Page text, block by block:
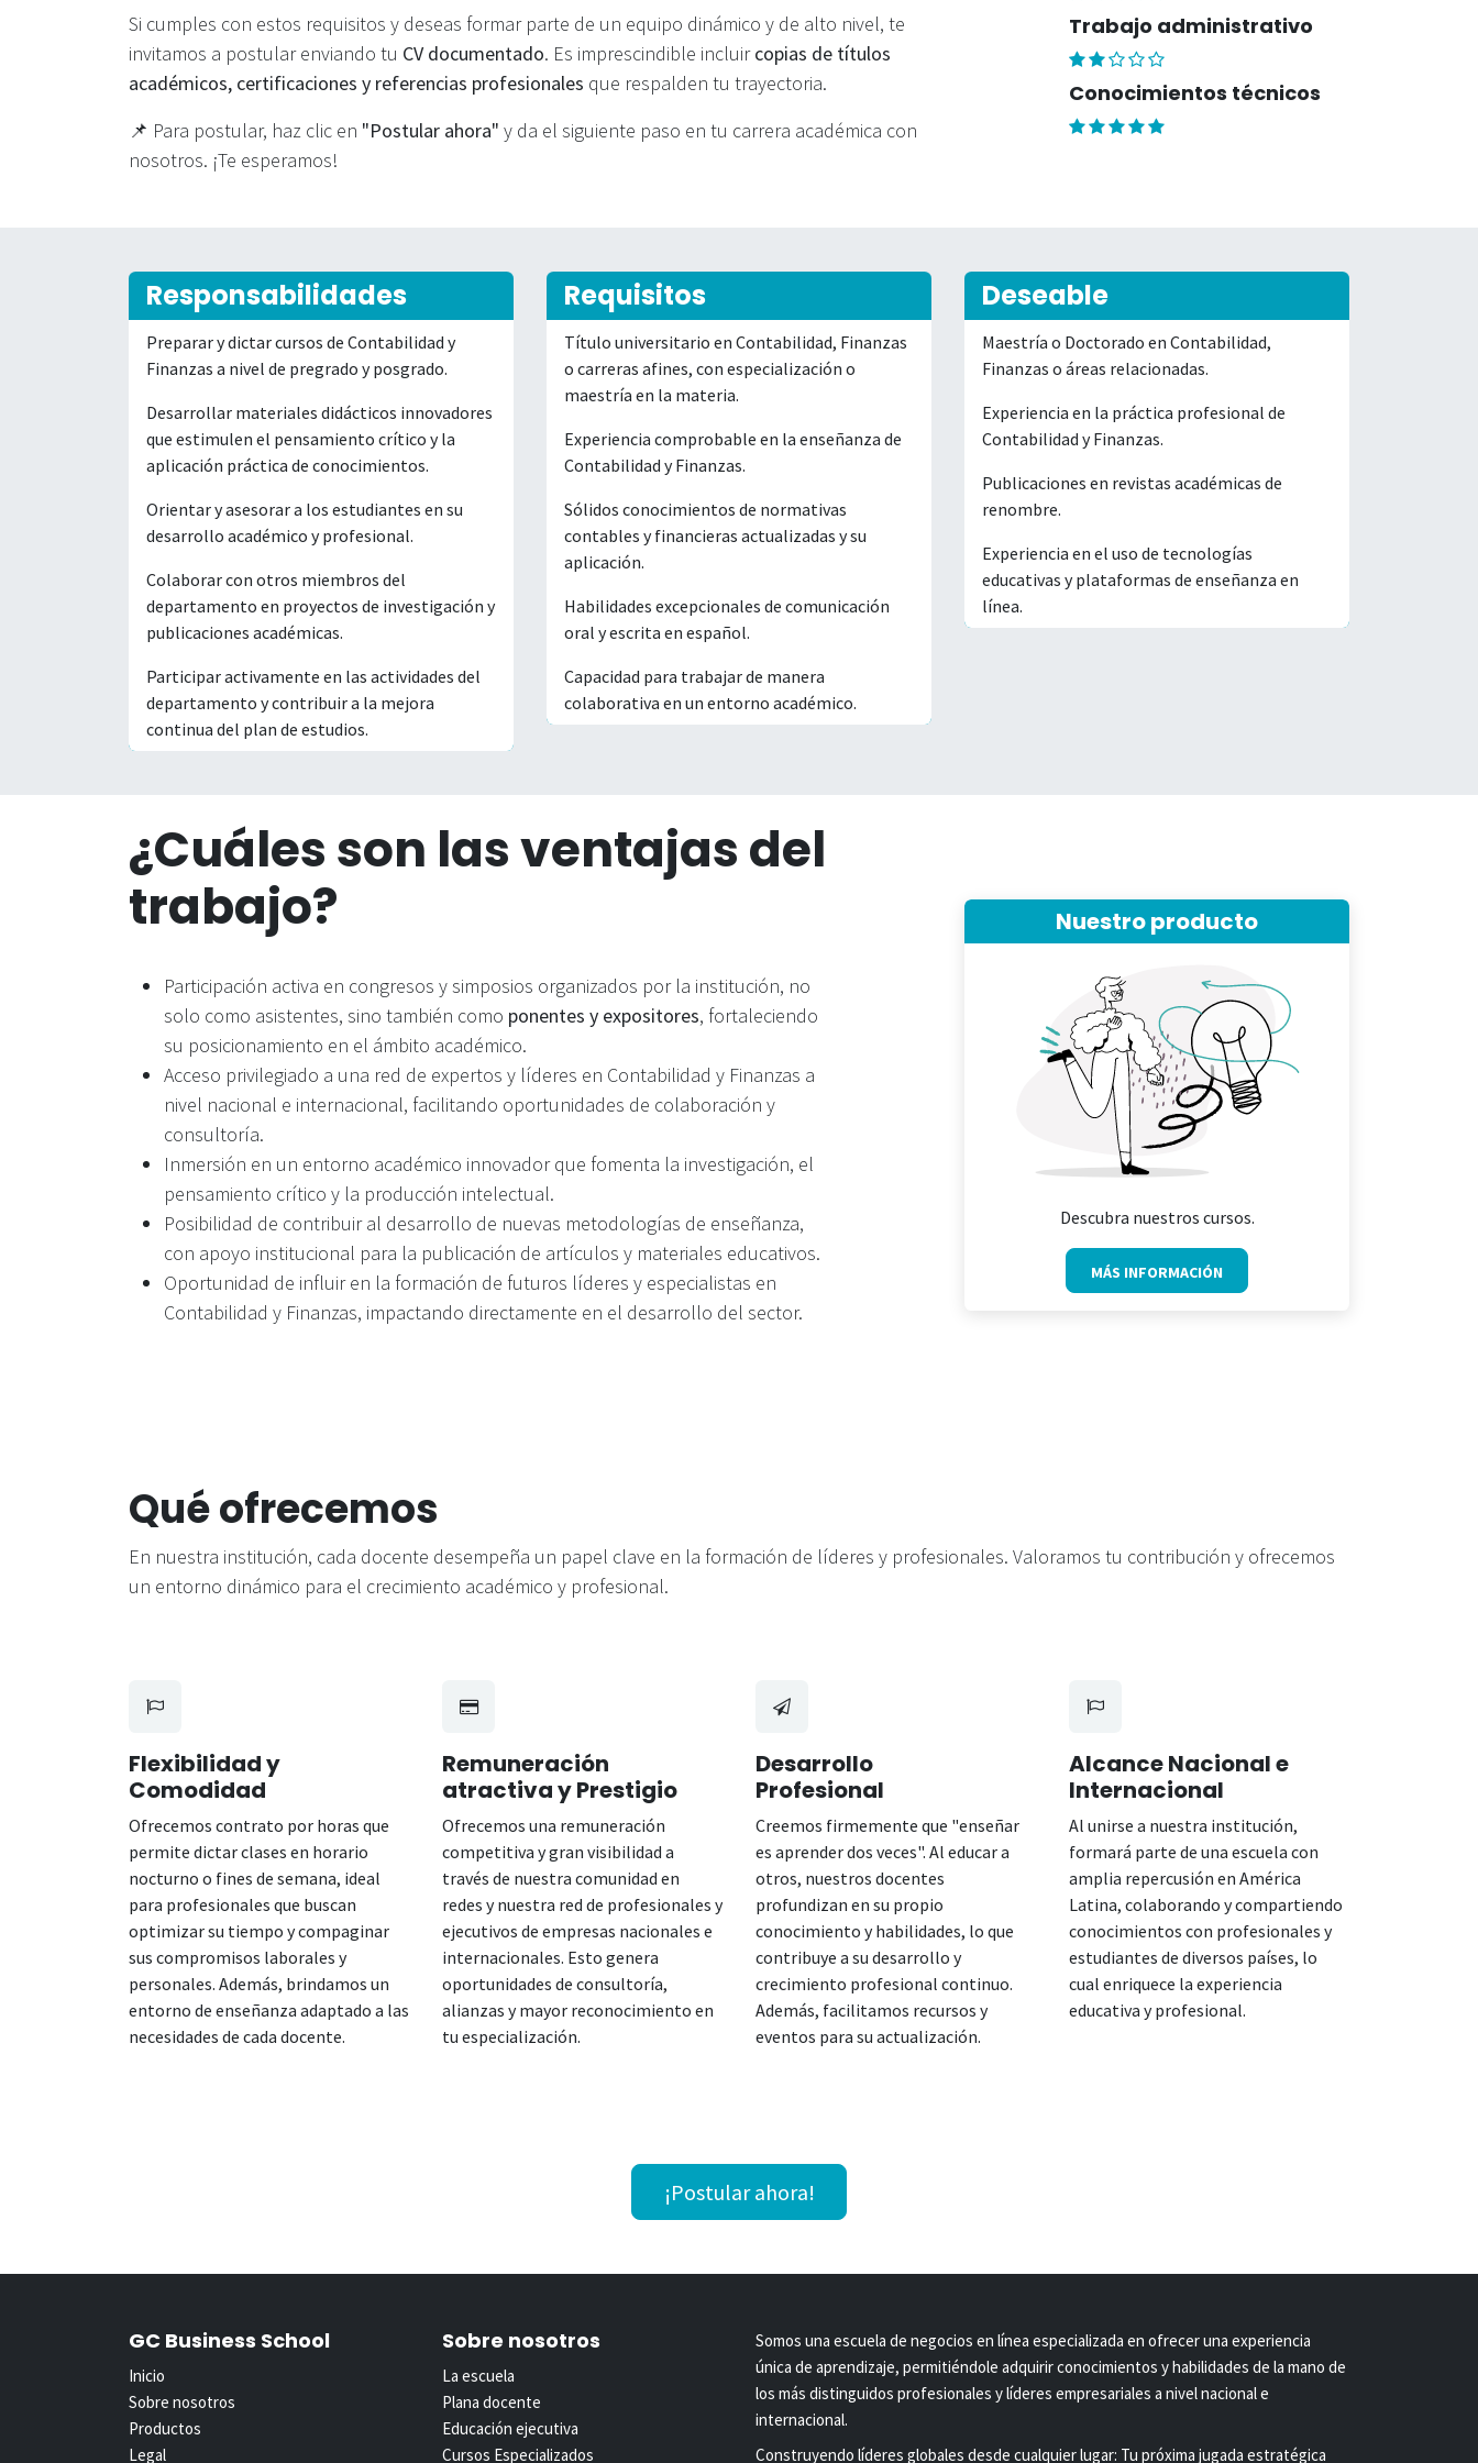
Si cumples con estos requisitos y deseas formar parte de un equipo dinámico y de alto nivel, te
invitamos a postular enviando tu CV documentado. Es imprescindible incluircopias de títulos
académicos, certificaciones y referencias profesionales que respalden tu trayectoria.
📌 Para postular, haz clic en "Postular ahora" y da el siguiente paso en tu carrera académica con
nosotros. ¡Te esperamos!
Trabajo administrativo
Conocimientos técnicos
Responsabilidades
Preparar y dictar cursos de Contabilidad y
Finanzas a nivel de pregrado y posgrado.
Desarrollar materiales didácticos innovadores
que estimulen el pensamiento crítico y la
aplicación práctica de conocimientos.
Orientar y asesorar a los estudiantes en su
desarrollo académico y profesional.
Colaborar con otros miembros del
departamento en proyectos de investigación y
publicaciones académicas.
Participar activamente en las actividades del
departamento y contribuir a la mejora
continua del plan de estudios.
Requisitos
Título universitario en Contabilidad, Finanzas
o carreras afines, con especialización o
maestría en la materia.
Experiencia comprobable en la enseñanza de
Contabilidad y Finanzas.
Sólidos conocimientos de normativas
contables y financieras actualizadas y su
aplicación.
Habilidades excepcionales de comunicación
oral y escrita en español.
Capacidad para trabajar de manera
colaborativa en un entorno académico.
Deseable
Maestría o Doctorado en Contabilidad,
Finanzas o áreas relacionadas.
Experiencia en la práctica profesional de
Contabilidad y Finanzas.
Publicaciones en revistas académicas de
renombre.
Experiencia en el uso de tecnologías
educativas y plataformas de enseñanza en
línea.
¿Cuáles son las ventajas del
trabajo?
Participación activa en congresos y simposios organizados por la institución, no
solo como asistentes, sino también como ponentes y expositores, fortaleciendo
su posicionamiento en el ámbito académico.
Acceso privilegiado a una red de expertos y líderes en Contabilidad y Finanzas a
nivel nacional e internacional, facilitando oportunidades de colaboración y
consultoría.
Inmersión en un entorno académico innovador que fomenta la investigación, el
pensamiento crítico y la producción intelectual.
Posibilidad de contribuir al desarrollo de nuevas metodologías de enseñanza,
con apoyo institucional para la publicación de artículos y materiales educativos.
Oportunidad de influir en la formación de futuros líderes y especialistas en
Contabilidad y Finanzas, impactando directamente en el desarrollo del sector.
Nuestro producto
Descubra nuestros cursos.
MÁS INFORMACIÓN
Qué ofrecemos
En nuestra institución, cada docente desempeña un papel clave en la formación de líderes y profesionales. Valoramos tu contribución y ofrecemos
un entorno dinámico para el crecimiento académico y profesional.
Flexibilidad y
Comodidad
Ofrecemos contrato por horas que
permite dictar clases en horario
nocturno o fines de semana, ideal
para profesionales que buscan
optimizar su tiempo y compaginar
sus compromisos laborales y
personales. Además, brindamos un
entorno de enseñanza adaptado a las
necesidades de cada docente.
Remuneración
atractivay Prestigio
Ofrecemos una remuneración
competitiva y gran visibilidad a
través de nuestra comunidad en
redes y nuestra red de profesionales y
ejecutivos de empresas nacionales e
internacionales. Esto genera
oportunidades de consultoría,
alianzas y mayor reconocimiento en
tu especialización.
Desarrollo
Profesional
Creemos firmemente que "enseñar
es aprender dos veces". Al educar a
otros, nuestros docentes
profundizan en su propio
conocimiento y habilidades, lo que
contribuye a su desarrollo y
crecimiento profesional continuo.
Además, facilitamos recursos y
eventos para su actualización.
Alcance Nacional e
Internacional
Al unirse a nuestra institución,
formará parte de una escuela con
amplia repercusión en América
Latina, colaborando y compartiendo
conocimientos con profesionales y
estudiantes de diversos países, lo
cual enriquece la experiencia
educativa y profesional.
¡Postular ahora!
GC Business School
Inicio
Sobre nosotros
Productos
Legal
Sobre nosotros
La escuela
Plana docente
Educación ejecutiva
Cursos Especializados
Somos una escuela de negocios en línea especializada en ofrecer una experiencia
única de aprendizaje, permitiéndole adquirir conocimientos y habilidades de la mano de
los más distinguidos profesionales y líderes empresariales a nivel nacional e
internacional.
Construyendo líderes globales desde cualquier lugar: Tu próxima jugada estratégica